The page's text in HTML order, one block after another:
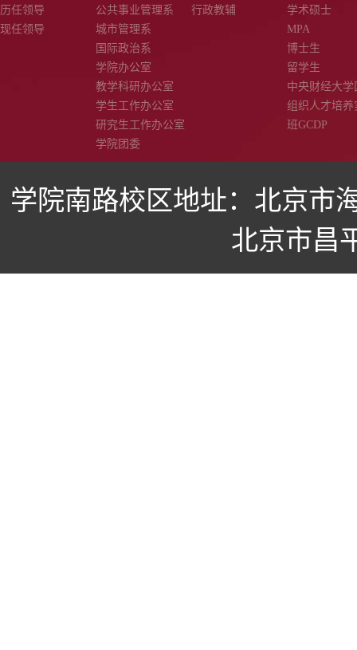
历任领导
现任领导
公共事业管理系
城市管理系
国际政治系
学院办公室
教学科研办公室
学生工作办公室
研究生工作办公室
学院团委
行政教辅
学术硕士
MPA
博士生
留学生
中央财经大学
组织人才培养
班GCDP
学院南路校区地址：北京市
北京市昌